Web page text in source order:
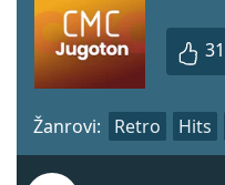
31
Žanrovi: Retro Hits